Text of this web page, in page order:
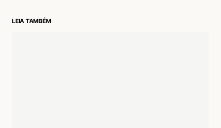
Cara, essa música é tão incrível que eu consigo
LEIA TAMBÉM